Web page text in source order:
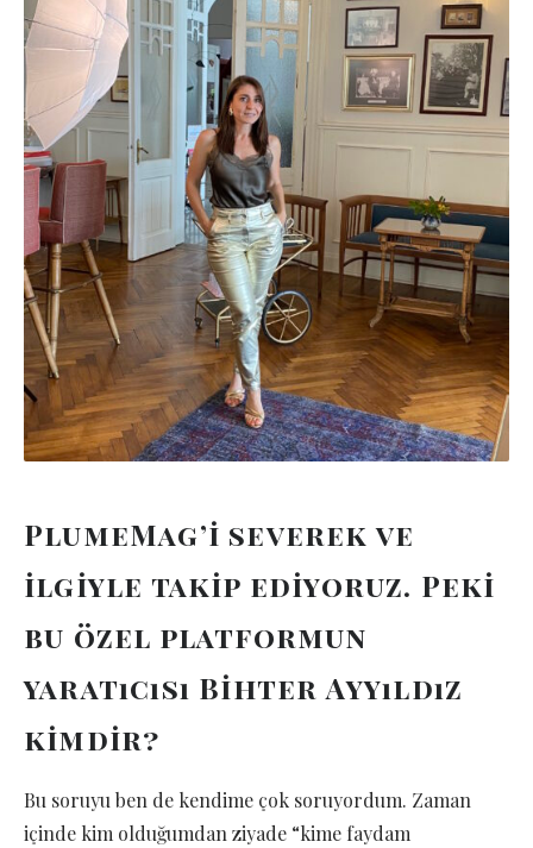
PlumeMag’i severek ve
ilgiyle takip ediyoruz. Peki
bu özel platformun
yaratıcısı Bihter Ayyıldız
kimdir?
Bu soruyu ben de kendime çok soruyordum. Zaman
içinde kim olduğumdan ziyade “kime faydam